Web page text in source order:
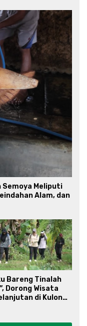
Semoya Meliputi
Alam, dan
Bareng Tinalah
Dorong Wisata
di Kulon